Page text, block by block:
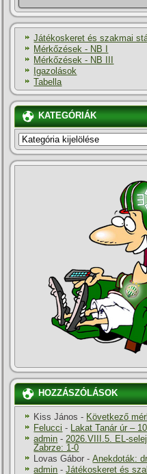
Játékoskeret és szakmai
Mérkőzések - NB I
Mérkőzések - NB III
Igazolások
Tabella
KATEGÓRIÁK
KATEGÓRIÁK
HOZZÁSZÓLÁSOK
Kiss János - Következő
Felucci - Lakat Tanár úr –
admin -2026.VIII.5. EL-
Zabrze: 1-0
Lovas Gábor -Anekdoták:
admin -Játékoskeret és